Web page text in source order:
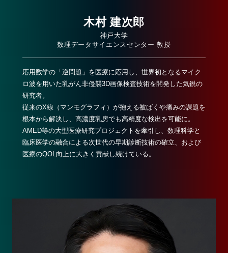
木村 建次郎
神戸大学
数理データサイエンスセンター 教授
応用数学の「逆問題」を医療に応用し、世界初となるマイク
ロ波を用いた乳がん非侵襲3D画像検査技術を開発した気鋭の
研究者。
従来のX線（マンモグラフィ）が抱える被ばくや痛みの課題を
根本から解決し、高濃度乳房でも高精度な検出を可能に。
AMED等の大型医療研究プロジェクトを牽引し、数理科学と
臨床医学の融合による次世代の早期診断技術の確立、および
医療のQOL向上に大きく貢献し続けている。